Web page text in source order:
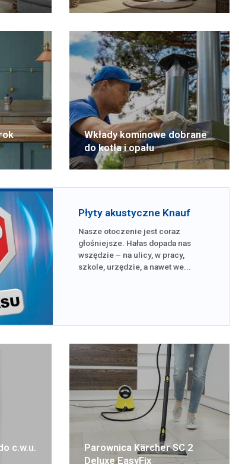
Wkłady kominowe dobrane
do kotła i opału
Płyty akustyczne Knauf
Nasze otoczenie jest coraz
głośniejsze. Hałas dopada nas
wszędzie – na ulicy, w pracy,
szkole, urzędzie, a nawet we...
c.w.u.
Parownica Kärcher SC 2
Deluxe EasyFix